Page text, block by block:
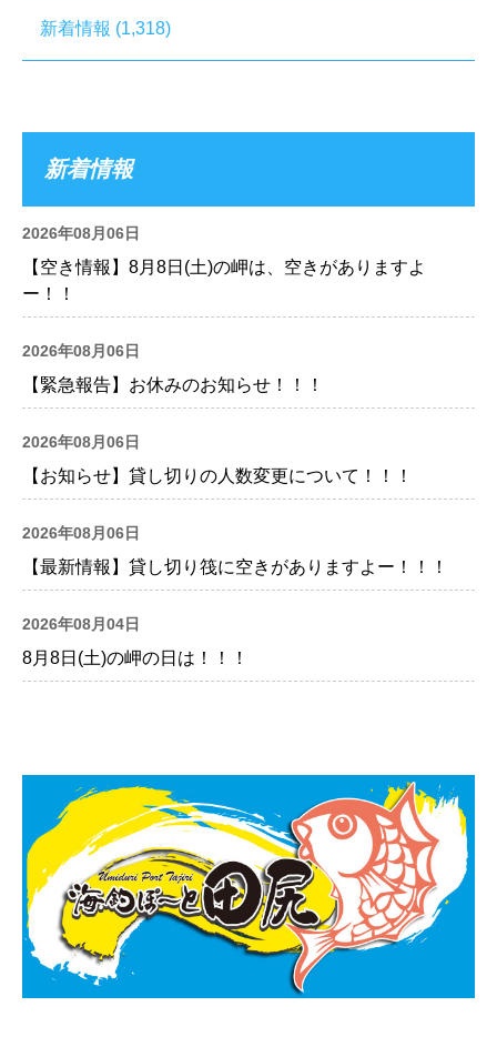
新着情報 (1,318)
新着情報
2026年08月06日
【空き情報】8月8日(土)の岬は、空きがありますよ
ー！！
2026年08月06日
【緊急報告】お休みのお知らせ！！！
2026年08月06日
【お知らせ】貸し切りの人数変更について！！！
2026年08月06日
【最新情報】貸し切り筏に空きがありますよー！！！
2026年08月04日
8月8日(土)の岬の日は！！！